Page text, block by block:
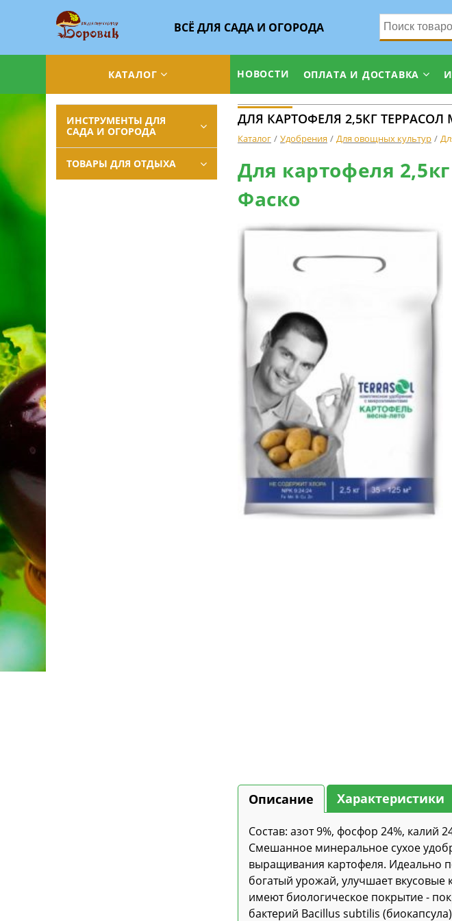
ВСЁ ДЛЯ САДА И ОГОРОДА
КАТАЛОГ НОВОСТИ ОПЛАТА И ДОСТАВКА
ИНСТРУМЕНТЫ ДЛЯ
САДА И ОГОРОДА
ТОВАРЫ ДЛЯ ОТДЫХА
ДЛЯ КАРТОФЕЛЯ 2,5КГ
Каталог Удобрения Для овощных культур
Для картофеля
Фаско
Описание Характеристики
Состав: азот 9%, фосфор 24%, калий
Смешанное минеральное сухое
выращивания картофеля. Идеально
богатый урожай, улучшает
имеют биологическое покрытие -
бактерий Bacillus subtilis